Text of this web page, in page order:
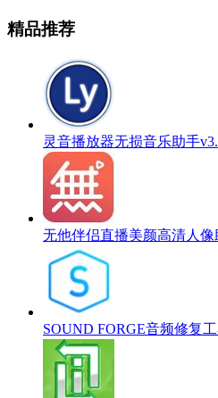
精品推荐
灵音播放器无损音乐助手
无他伴侣直播美颜高清人像
SOUND FORGE音频修复